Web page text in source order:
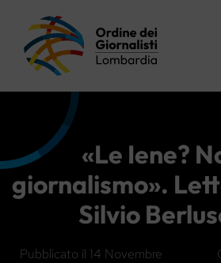
contenuto
«Le Iene?
giornalismo».
Silvio
Pubblicato il 14 Novembre